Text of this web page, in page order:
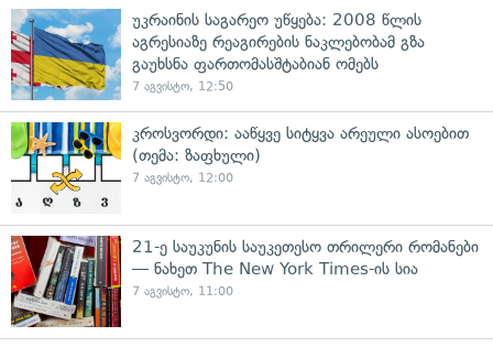
უკრაინის საგარეო უწყება: 2008 წლის
აგრესიაზე რეაგირების ნაკლებობამ გზა
გაუხსნა ფართომასშტაბიან ომებს
7 აგვისტო, 12:50
კროსვორდი: ააწყვე სიტყვა არეული ასოებით
(თემა: ზაფხული)
7 აგვისტო, 12:00
21-ე საუკუნის საუკეთესო თრილერი რომანები
— ნახეთ The New York Times-ის სია
7 აგვისტო, 11:00